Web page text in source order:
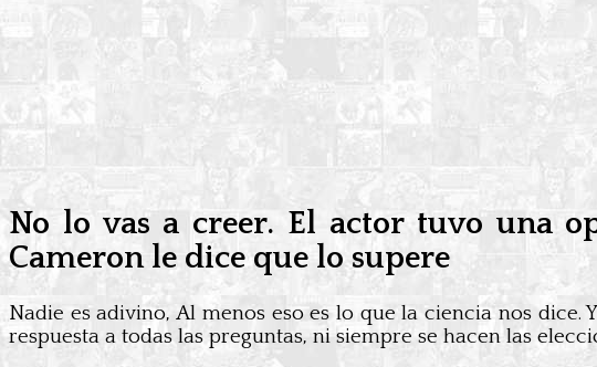
No lo vas a creer. El actor tuvo una
Cameron le dice que lo supere
Nadie es adivino, Al menos eso es lo que la ciencia nos
respuesta a todas las preguntas, ni siempre se hacen las